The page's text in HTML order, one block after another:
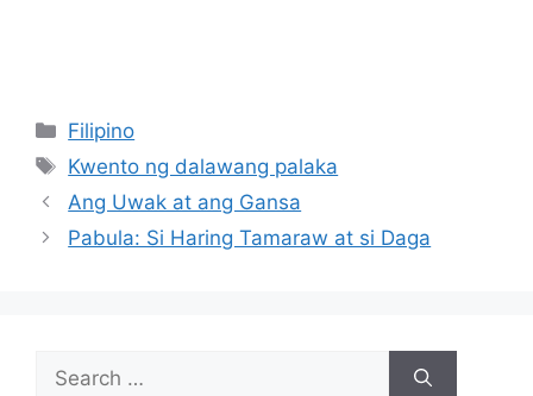
Categories
Filipino
Tags
Kwento ng dalawang palaka
Ang Uwak at ang Gansa
Pabula: Si Haring Tamaraw at si Daga